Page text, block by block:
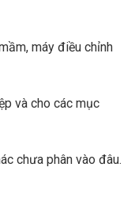
máy điều chỉnh
và cho các mục
chưa phân vào đâu.